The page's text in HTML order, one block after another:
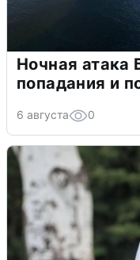
Ночная атака
попадания и
6 августа 0